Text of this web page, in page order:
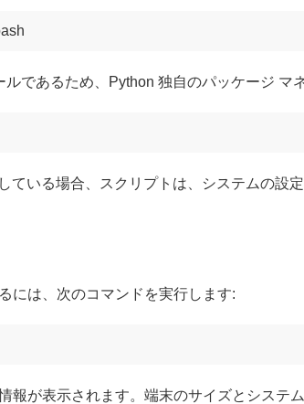
であるため、Python 独自のパッケージ マ
ている場合、スクリプトは、システムの設
には、次のコマンドを実行します:
報が表示されます。端末のサイズとシステ